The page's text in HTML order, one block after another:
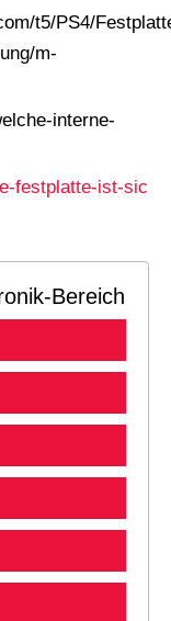
t5/PS4/
m-
interne-
festplatte-ist-sic
Bereich